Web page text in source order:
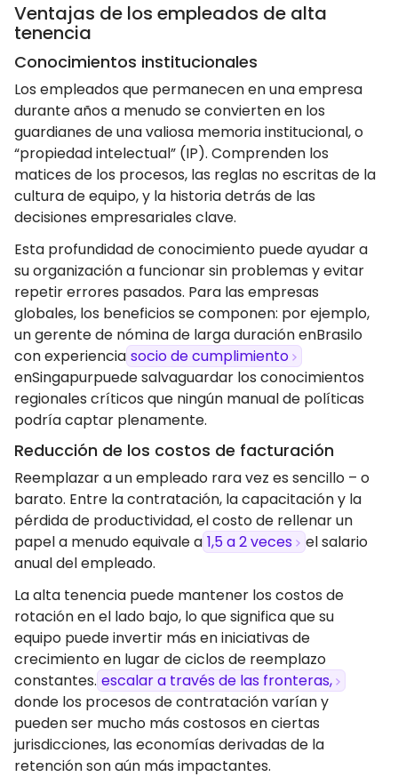
Ventajas de los empleados de alta
tenencia
Conocimientos institucionales
Los empleados que permanecen en una empresa
durante años a menudo se convierten en los
guardianes de una valiosa memoria institucional, o
“propiedad intelectual” (IP). Comprenden los
matices de los procesos, las reglas no escritas de la
cultura de equipo, y la historia detrás de las
decisiones empresariales clave.
Esta profundidad de conocimiento puede ayudar a
su organización a funcionar sin problemas y evitar
repetir errores pasados. Para las empresas
globales, los beneficios se componen: por ejemplo,
un gerente de nómina de larga duración enBrasilo
con experiencia socio de cumplimiento
enSingapurpuede salvaguardar los conocimientos
regionales críticos que ningún manual de políticas
podría captar plenamente.
Reducción de los costos de facturación
Reemplazar a un empleado rara vez es sencillo – o
barato. Entre la contratación, la capacitación y la
pérdida de productividad, el costo de rellenar un
papel a menudo equivale a 1,5 a 2 veces
el salario
anual del empleado.
La alta tenencia puede mantener los costos de
rotación en el lado bajo, lo que significa que su
equipo puede invertir más en iniciativas de
crecimiento en lugar de ciclos de reemplazo
constantes. escalar a través de las fronteras,
donde los procesos de contratación varían y
pueden ser mucho más costosos en ciertas
jurisdicciones, las economías derivadas de la
retención son aún más impactantes.